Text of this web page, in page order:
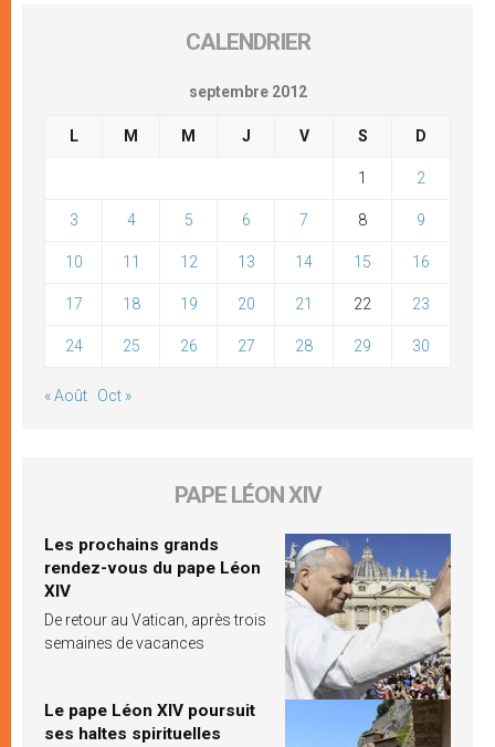
CALENDRIER
septembre 2012
L M M J V S D
1 2
3 4 5 6 7 8 9
10 11 12 13 14 15 16
17 18 19 20 21 22 23
24 25 26 27 28 29 30
« Août Oct »
PAPE LÉON XIV
Les prochains grands
rendez-vous du pape Léon
XIV
De retour au Vatican, après trois
semaines de vacances
Le pape Léon XIV poursuit
ses haltes spirituelles